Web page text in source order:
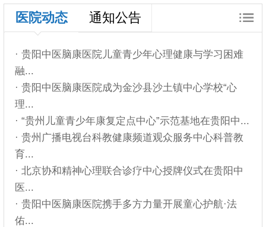
医院动态 通知公告
· 贵阳中医脑康医院儿童青少年心理健康与学习困难
融...
· 贵阳中医脑康医院成为金沙县沙土镇中心学校“心
理...
· “贵州儿童青少年康复定点中心”示范基地在贵阳中...
· 贵州广播电视台科教健康频道观众服务中心科普教
育...
· 北京协和精神心理联合诊疗中心授牌仪式在贵阳中
医...
· 贵阳中医脑康医院携手多方力量开展童心护航·法
佑...